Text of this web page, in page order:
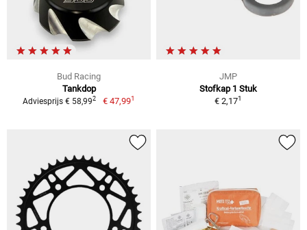
Bud Racing
Tankdop
Adviesprijs € 58,992 € 47,991
JMP
Stofkap 1 Stuk
€ 2,171